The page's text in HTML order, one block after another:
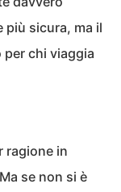
più sicura, ma il
chi viaggia
ragione in
se non si è